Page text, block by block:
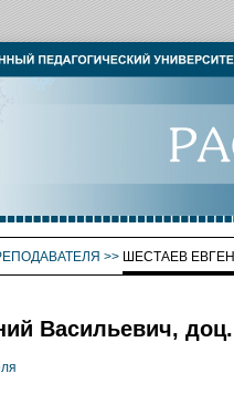
>> ШЕСТАЕВ
Васильевич, доц.